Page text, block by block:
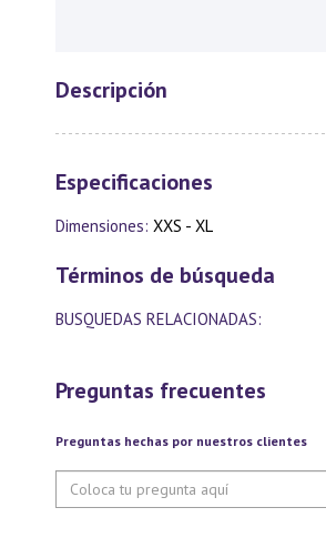
Descripción
Especificaciones
Dimensiones: XXS - XL
Términos de búsqueda
BUSQUEDAS RELACIONADAS:
Preguntas frecuentes
Preguntas hechas por nuestros clientes